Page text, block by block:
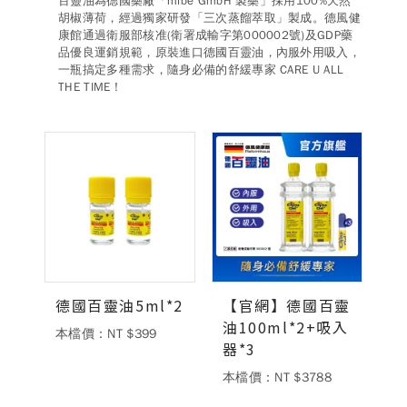
胡椒薄荷，經過獨家研發「三次蒸餾萃取」製成。德風健
康館通過衛服部核准(衛署成輸字第000002號)及GDP藥
品優良運銷規範，原裝進口德國百靈油，內服外用吸入，
一瓶搞定多種需求，隨身必備的舒緩專家 CARE U ALL
THE TIME !
德國百靈油5ml*2
本檔價：NT $399
【官網】德國百靈
油100ml*2+吸入
器*3
本檔價：NT $3788
客服資訊
門市據點 常見問題 聯絡德風
關於我們
訂單查詢 使用條款
購物說明
德風健康館 百靈油粉絲團
德風健康館